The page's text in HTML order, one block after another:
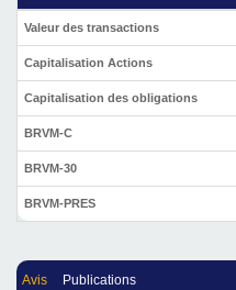
Valeur des transactions
Capitalisation Actions
Capitalisation des obligations
BRVM-C
BRVM-30
BRVM-PRES
Avis Publications